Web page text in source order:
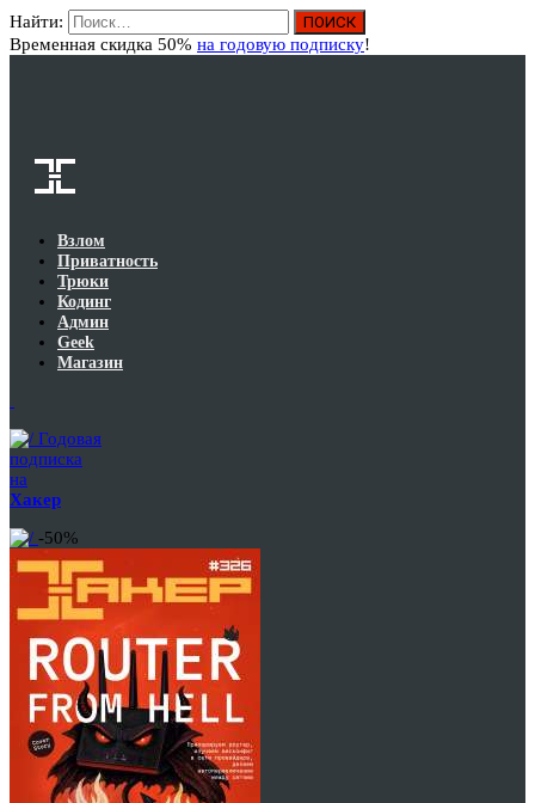
Найти:
Временная скидка 50% на годовую подписку!
Взлом
Приватность
Трюки
Кодинг
Админ
Geek
Магазин
Годовая
подписка
на
Хакер
-50%